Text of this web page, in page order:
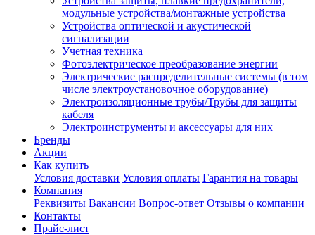
модульные устройства/монтажные устройства
Устройства оптической и акустической
сигнализации
Учетная техника
Фотоэлектрическое преобразование энергии
Электрические распределительные системы (в том
числе электроустановочное оборудование)
Электроизоляционные трубы/Трубы для защиты
кабеля
Электроинструменты и аксессуары для них
Бренды
Акции
Как купить
Условия доставки Условия оплаты Гарантия на товары
Компания
Реквизиты Вакансии Вопрос-ответ Отзывы о компании
Контакты
Прайс-лист